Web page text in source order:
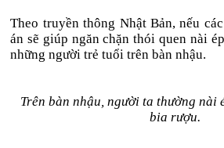
Theo truyền thông Nhật Bản, nếu
án sẽ giúp ngăn chặn thói quen nài
những người trẻ tuổi trên bàn nhậu.
Trên bàn nhậu, người ta thường nài
bia rượu.